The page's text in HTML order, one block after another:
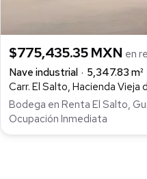
$775,435.35 MXN en
Nave industrial
5,347.83 m²
Carr. El Salto, Hacienda Vieja
Bodega en Renta El Salto,
Ocupación Inmediata